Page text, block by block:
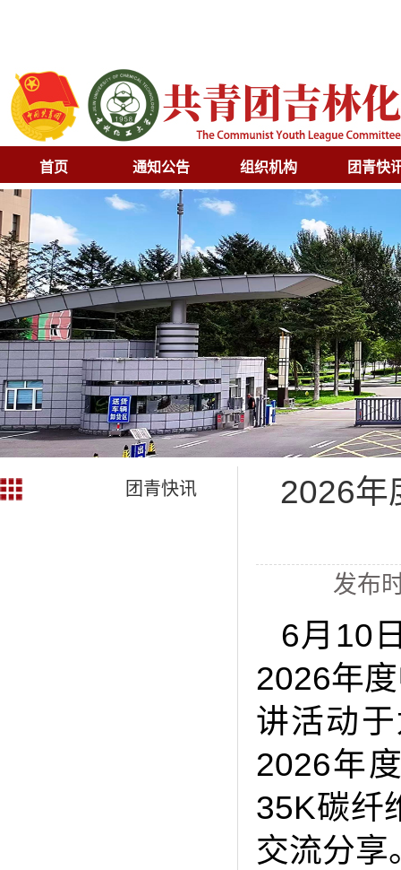
首页 通知公告 组织机构 团青快
团青快讯 2026年
发布
6月10
2026年
讲活动
2026年
35K碳纤
交流分享